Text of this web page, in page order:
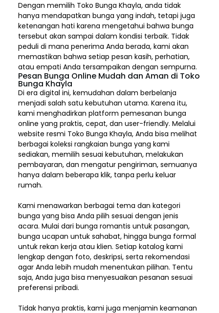
Dengan memilih Toko Bunga Khayla, anda tidak
hanya mendapatkan bunga yang indah, tetapi juga
ketenangan hati karena mengetahui bahwa bunga
tersebut akan sampai dalam kondisi terbaik. Tidak
peduli di mana penerima Anda berada, kami akan
memastikan bahwa setiap pesan kasih, perhatian,
atau empati Anda tersampaikan dengan sempurna.
Pesan Bunga Online Mudah dan Aman di Toko
Bunga Khayla
Di era digital ini, kemudahan dalam berbelanja
menjadi salah satu kebutuhan utama. Karena itu,
kami menghadirkan platform pemesanan bunga
online yang praktis, cepat, dan user-friendly. Melalui
website resmi Toko Bunga Khayla, Anda bisa melihat
berbagai koleksi rangkaian bunga yang kami
sediakan, memilih sesuai kebutuhan, melakukan
pembayaran, dan mengatur pengiriman,semuanya
hanya dalam beberapa klik, tanpa perlu keluar
rumah.
Kami menawarkan berbagai tema dan kategori
bunga yang bisa Anda pilih sesuai dengan jenis
acara. Mulai dari bunga romantis untuk pasangan,
bunga ucapan untuk sahabat, hingga bunga formal
untuk rekan kerja atau klien. Setiap katalog kami
lengkap dengan foto, deskripsi, serta rekomendasi
agar Anda lebih mudah menentukan pilihan. Tentu
saja, Anda juga bisa menyesuaikan pesanan sesuai
preferensi pribadi.
Tidak hanya praktis, kami juga menjamin keamanan